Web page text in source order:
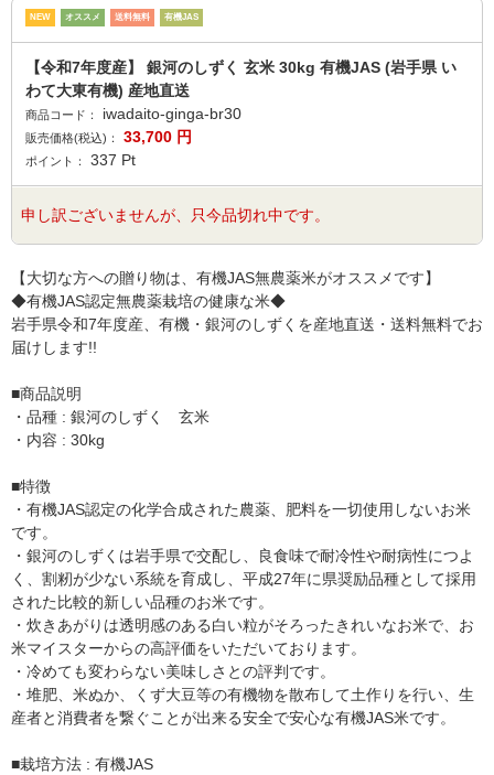
NEW オススメ 送料無料 有機JAS
【令和7年度産】 銀河のしずく 玄米 30kg 有機JAS (岩手県 い
わて大東有機) 産地直送
商品コード： iwadaito-ginga-br30
販売価格(税込)： 33,700 円
ポイント： 337 Pt
申し訳ございませんが、只今品切れ中です。
【大切な方への贈り物は、有機JAS無農薬米がオススメです】
◆有機JAS認定無農薬栽培の健康な米◆
岩手県令和7年度産、有機・銀河のしずくを産地直送・送料無料でお
届けします!!
■商品説明
・品種 : 銀河のしずく 玄米
・内容 : 30kg
■特徴
・有機JAS認定の化学合成された農薬、肥料を一切使用しないお米
です。
・銀河のしずくは岩手県で交配し、良食味で耐冷性や耐病性につよ
く、割籾が少ない系統を育成し、平成27年に県奨励品種として採用
された比較的新しい品種のお米です。
・炊きあがりは透明感のある白い粒がそろったきれいなお米で、お
米マイスターからの高評価をいただいております。
・冷めても変わらない美味しさとの評判です。
・堆肥、米ぬか、くず大豆等の有機物を散布して土作りを行い、生
産者と消費者を繋ぐことが出来る安全で安心な有機JAS米です。
■栽培方法 : 有機JAS